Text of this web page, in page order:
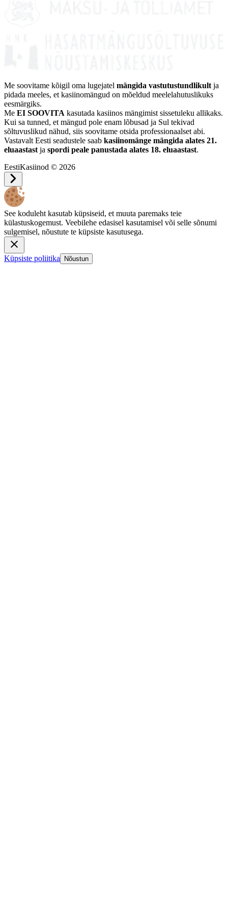
Me soovitame kõigil oma lugejatel mängida vastutustundlikult ja
pidada meeles, et kasiinomängud on mõeldud meelelahutuslikuks
eesmärgiks.
Me EI SOOVITA kasutada kasiinos mängimist sissetuleku allikaks.
Kui sa tunned, et mängud pole enam lõbusad ja Sul tekivad
sõltuvuslikud nähud, siis soovitame otsida professionaalset abi.
Vastavalt Eesti seadustele saab kasiinomänge mängida alates 21.
eluaastast ja spordi peale panustada alates 18. eluaastast.
EestiKasiinod © 2026
See koduleht kasutab küpsiseid, et muuta paremaks teie
külastuskogemust. Veebilehe edasisel kasutamisel või selle sõnumi
sulgemisel, nõustute te küpsiste kasutusega.
Küpsiste poliitika Nõustun